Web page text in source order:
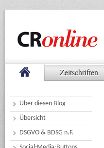
Zeitschriften
Über diesen Blog
Übersicht
DSGVO & BDSG n.F.